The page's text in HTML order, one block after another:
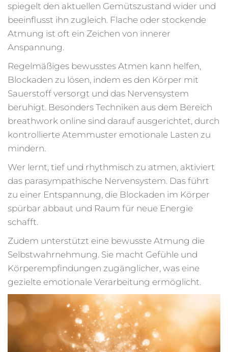
spiegelt den aktuellen Gemütszustand wider und
beeinflusst ihn zugleich. Flache oder stockende
Atmung ist oft ein Zeichen von innerer
Anspannung.
Regelmäßiges bewusstes Atmen kann helfen,
Blockaden zu lösen, indem es den Körper mit
Sauerstoff versorgt und das Nervensystem
beruhigt. Besonders Techniken aus dem Bereich
breathwork online sind darauf ausgerichtet, durch
kontrollierte Atemmuster emotionale Lasten zu
mindern.
Wer lernt, tief und rhythmisch zu atmen, aktiviert
das parasympathische Nervensystem. Das führt
zu einer Entspannung, die Blockaden im Körper
spürbar abbaut und Raum für neue Energie
schafft.
Zudem unterstützt eine bewusste Atmung die
Selbstwahrnehmung. Sie macht Gefühle und
Körperempfindungen zugänglicher, was eine
gezielte emotionale Verarbeitung ermöglicht.